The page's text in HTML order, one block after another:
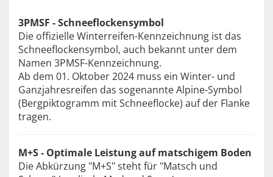
3PMSF - Schneeflockensymbol
Die offizielle Winterreifen-Kennzeichnung ist das
Schneeflockensymbol, auch bekannt unter dem
Namen 3PMSF-Kennzeichnung.
Ab dem 01. Oktober 2024 muss ein Winter- und
Ganzjahresreifen das sogenannte Alpine-Symbol
(Bergpiktogramm mit Schneeflocke) auf der Flanke
tragen.
M+S - Optimale Leistung auf matschigem Boden
Die Abkürzung "M+S" steht für "Matsch und